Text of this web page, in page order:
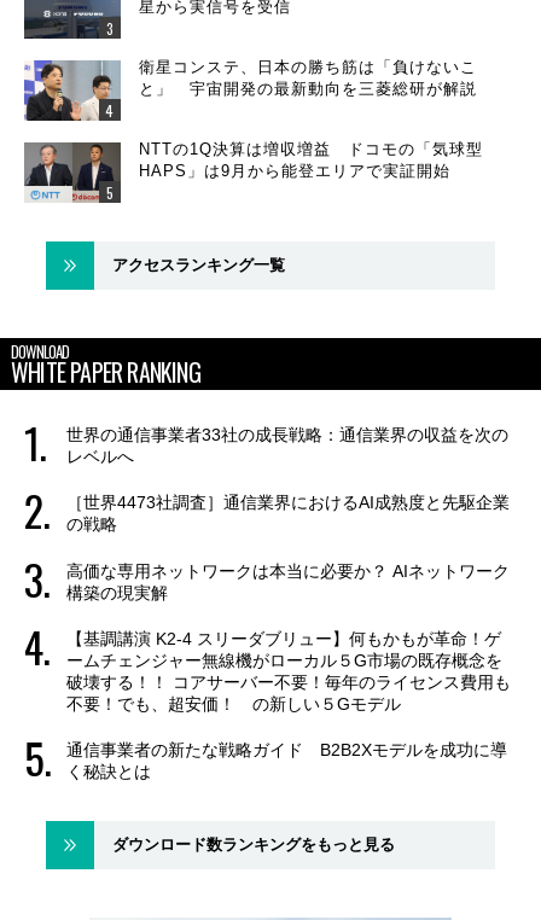
星から実信号を受信
衛星コンステ、日本の勝ち筋は「負けないこ
と」 宇宙開発の最新動向を三菱総研が解説
NTTの1Q決算は増収増益 ドコモの「気球型
HAPS」は9月から能登エリアで実証開始
アクセスランキング一覧
DOWNLOAD
WHITE PAPER RANKING
世界の通信事業者33社の成長戦略：通信業界の収益を次の
レベルへ
［世界4473社調査］通信業界におけるAI成熟度と先駆企業
の戦略
高価な専用ネットワークは本当に必要か？ AIネットワーク
構築の現実解
【基調講演 K2-4 スリーダブリュー】何もかもが革命！ゲ
ームチェンジャー無線機がローカル５G市場の既存概念を
破壊する！！ コアサーバー不要！毎年のライセンス費用も
不要！でも、超安価！ の新しい５Gモデル
通信事業者の新たな戦略ガイド B2B2Xモデルを成功に導
く秘訣とは
ダウンロード数ランキングをもっと見る